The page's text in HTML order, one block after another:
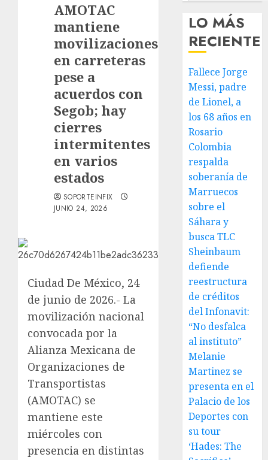
AMOTAC
mantiene
movilizaciones
en carreteras
pese a
acuerdos con
Segob; hay
cierres
intermitentes
en varios
estados
SOPORTEINFIX
JUNIO 24, 2026
Ciudad De México, 24
de junio de 2026.- La
movilización nacional
convocada por la
Alianza Mexicana de
Organizaciones de
Transportistas
(AMOTAC) se
mantiene este
miércoles con
presencia en distintas
LO MÁS
RECIENTE
Fallece Jorge
Messi, padre
de Lionel, a
los 68 años en
Rosario
Colombia
respalda
soberanía de
Marruecos
sobre el
Sáhara y
busca TLC
Sheinbaum
defiende
reestructura
de créditos
del Infonavit:
“No desfalca
al instituto”
Melanie
Martinez se
presenta en el
Palacio de los
Deportes con
su tour
‘Hades: The